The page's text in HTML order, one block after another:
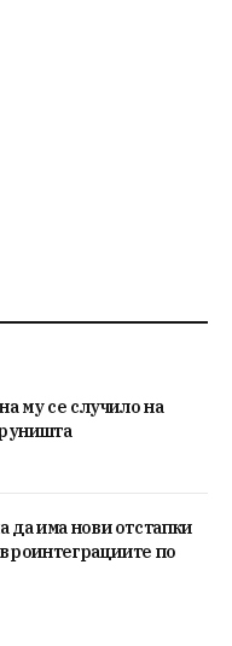
му се случило на
има нови отстапки
по